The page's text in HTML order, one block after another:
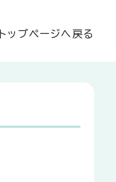
トップページへ戻る